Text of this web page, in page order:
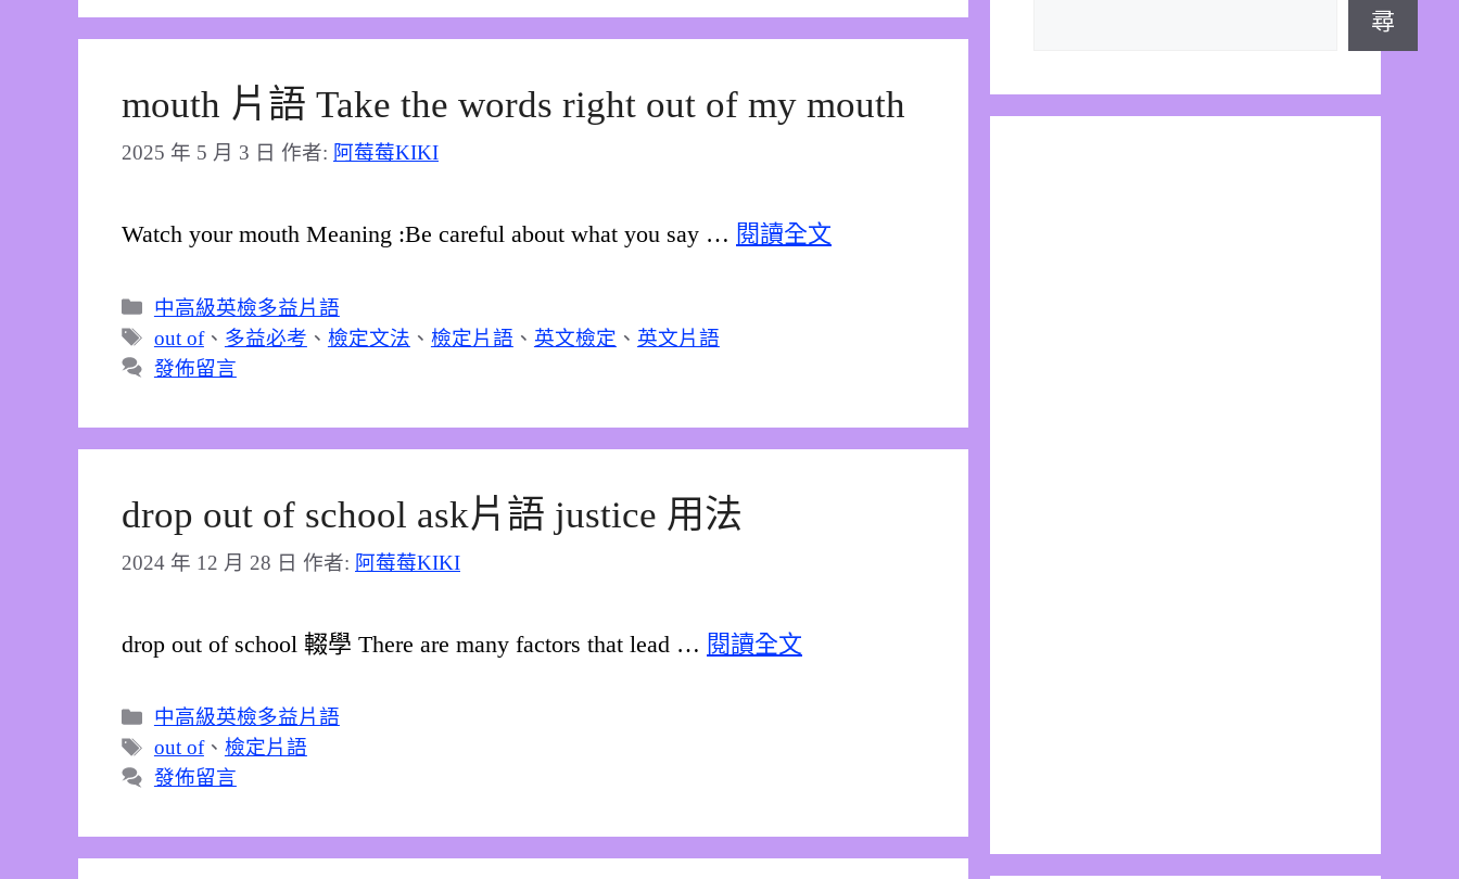
mouth 片語 Take the words right out of my mouth
2025 年 5 月 3 日 作者: 阿莓莓KIKI
Watch your mouth Meaning :Be careful about what you say … 閱讀全文
分
類
中高級英檢多益片語
標
籤
out of、 多益必考 、 檢定文法 、 檢定片語 、 英文檢定 、 英文片語
發佈留言
drop out of school ask片語 justice 用法
2024 年 12 月 28 日 作者: 阿莓莓KIKI
drop out of school 輟學 There are many factors that lead … 閱讀全文
分
類
中高級英檢多益片語
標
籤
out of、 檢定片語
發佈留言
尋